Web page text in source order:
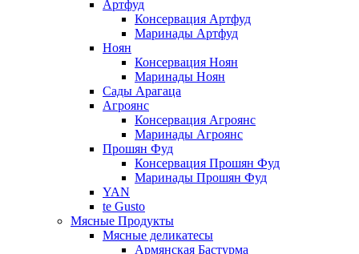
Артфуд
Консервация Артфуд
Маринады Артфуд
Ноян
Консервация Ноян
Маринады Ноян
Сады Арагаца
Агроянс
Консервация Агроянс
Маринады Агроянс
Прошян Фуд
Консервация Прошян Фуд
Маринады Прошян Фуд
YAN
te Gusto
Мясные Продукты
Мясные деликатесы
Армянская Бастурма